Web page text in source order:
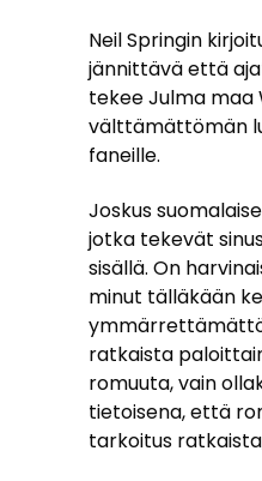
Neil Springin
jännittävä että
tekee Julma maa
välttämättömän
faneille.
Joskus
jotka tekevät
sisällä. On
minut tälläkään
ratkaista
romuuta, vain
tietoisena, että
tarkoitus